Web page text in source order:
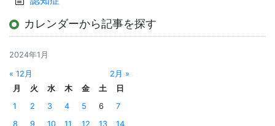
カレンダーから記事を探す
2024年1月
« 12月
2月 »
月
火 水 木 金 土
日
1
2 3 4 5 6
7
8
9 10 11 12 13 14